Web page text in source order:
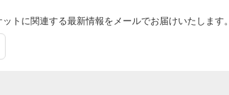
トに関連する最新情報をメールでお届けいたします。